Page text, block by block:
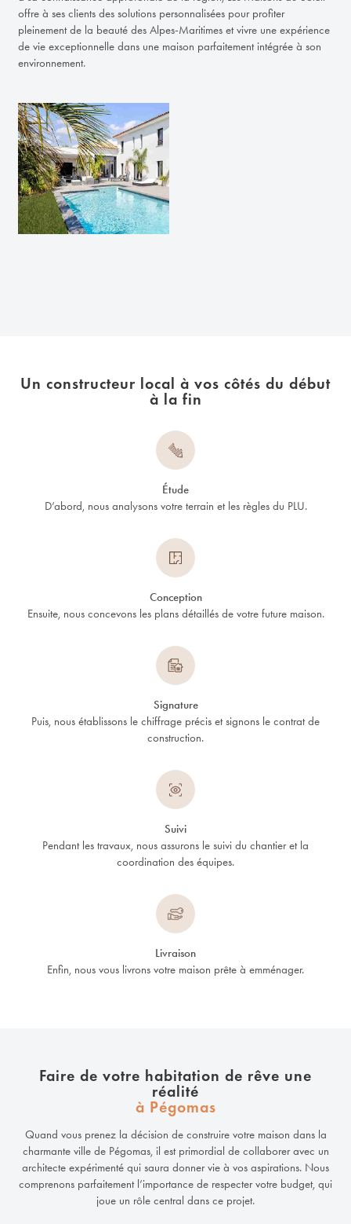
offre à ses clients des solutions personnalisées pour profiter
pleinement de la beauté des Alpes-Maritimes et vivre une expérience
de vie exceptionnelle dans une maison parfaitement intégrée à son
environnement.
Un constructeur local à vos côtés du début
à la fin
Étude
D’abord, nous analysons votre terrain et les règles du PLU.
Conception
Ensuite, nous concevons les plans détaillés de votre future maison.
Signature
Puis, nous établissons le chiffrage précis et signons le contrat de
construction.
Suivi
Pendant les travaux, nous assurons le suivi du chantier et la
coordination des équipes.
Livraison
Enfin, nous vous livrons votre maison prête à emménager.
Faire de votre habitation de rêve une
réalité
à Pégomas
Quand vous prenez la décision de construire votre maison dans la
charmante ville de Pégomas, il est primordial de collaborer avec un
architecte expérimenté qui saura donner vie à vos aspirations. Nous
comprenons parfaitement l’importance de respecter votre budget, qui
joue un rôle central dans ce projet.